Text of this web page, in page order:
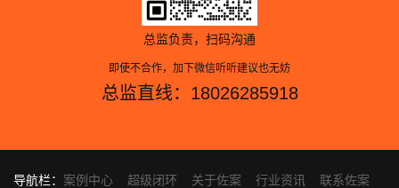
总监负责，扫码沟通
即使不合作，加下微信听听建议也无妨
总监直线：18026285918
导航栏： 案例中心 超级闭环 关于佐案 行业资讯 联系佐案